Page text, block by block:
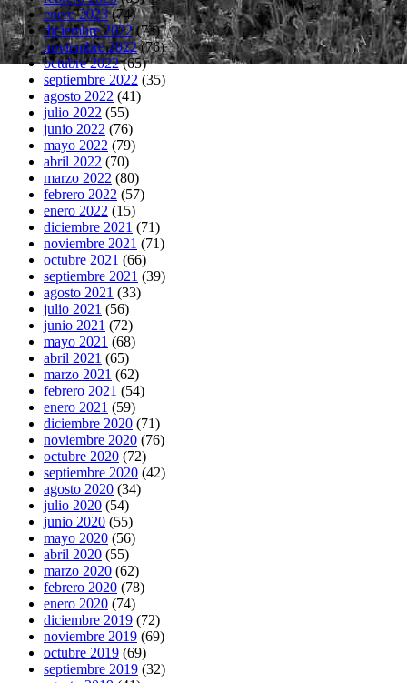
enero 2023(74)
diciembre 2022(73)
noviembre 2022(76)
octubre 2022(65)
septiembre 2022 (35)
agosto 2022 (41)
julio 2022 (55)
junio 2022 (76)
mayo 2022 (79)
abril 2022 (70)
marzo 2022 (80)
febrero 2022 (57)
enero 2022 (15)
diciembre 2021 (71)
noviembre 2021 (71)
octubre 2021 (66)
septiembre 2021 (39)
agosto 2021 (33)
julio 2021 (56)
junio 2021 (72)
mayo 2021 (68)
abril 2021 (65)
marzo 2021 (62)
febrero 2021 (54)
enero 2021 (59)
diciembre 2020 (71)
noviembre 2020 (76)
octubre 2020 (72)
septiembre 2020 (42)
agosto 2020 (34)
julio 2020 (54)
junio 2020 (55)
mayo 2020 (56)
abril 2020 (55)
marzo 2020 (62)
febrero 2020 (78)
enero 2020 (74)
diciembre 2019 (72)
noviembre 2019 (69)
octubre 2019 (69)
septiembre 2019 (32)